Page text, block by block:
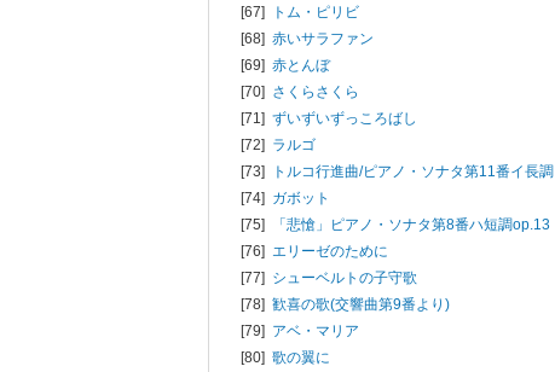
[67]
トム・ピリビ
[68] 赤いサラファン
[69] 赤とんぼ
[70] さくらさくら
[71] ずいずいずっころばし
[72] ラルゴ
[73]
トルコ行進曲/ピアノ・ソナタ第11番イ長調
[74] ガボット
[75]
「悲愴」ピアノ・ソナタ第8番ハ短調op.13
[76] エリーゼのために
[77] シューベルトの子守歌
[78] 歓喜の歌(交響曲第9番より)
[79] アベ・マリア
[80] 歌の翼に